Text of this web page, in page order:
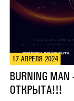
17 АПРЕЛЯ 2024
BURNING
ОТКРЫТА!!!